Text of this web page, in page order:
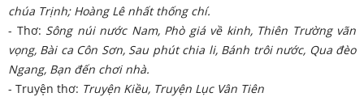
chúa Trịnh; Hoàng Lê nhất thống chí.
- Thơ: Sông núi nước Nam, Phò giá về kinh, Thiên Trường vãn
vọng, Bài ca Côn Sơn, Sau phút chia li, Bánh trôi nước, Qua đèo
Ngang, Bạn đến chơi nhà.
- Truyện thơ: Truyện Kiều, Truyện Lục Vân Tiên